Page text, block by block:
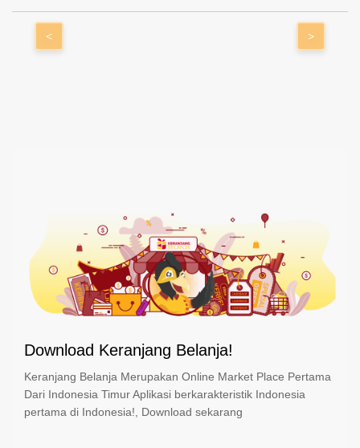
< >
Download Keranjang Belanja!
Keranjang Belanja Merupakan Online Market Place Pertama
Dari Indonesia Timur Aplikasi berkarakteristik Indonesia
pertama di Indonesia!, Download sekarang